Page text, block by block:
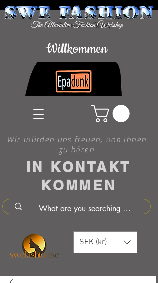
IN KONTAKT
KOMMEN
Wir würden uns freuen, von Ihnen
zu hören
Willkommen
SEK (kr)